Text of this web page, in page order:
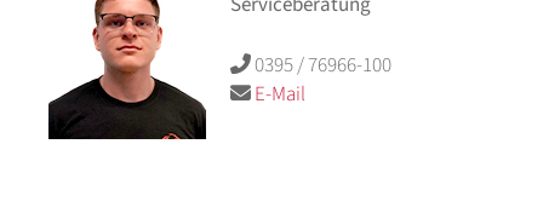
0395 / 76966-100
E-Mail